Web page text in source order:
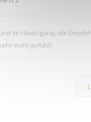
im Hauptgang, die
wohl gefühlt
1